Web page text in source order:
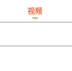
视频